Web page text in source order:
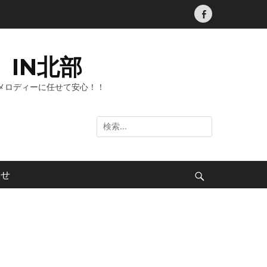
Facebook
IN北部
ディーに任せて安心！！
検
索: